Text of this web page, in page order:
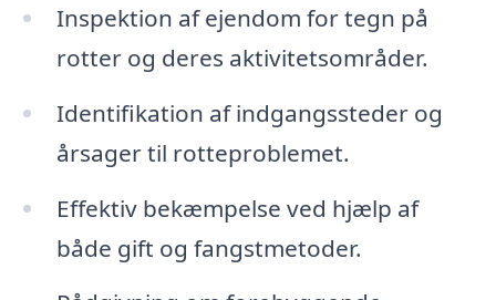
Inspektion af ejendom for tegn på
rotter og deres aktivitetsområder.
Identifikation af indgangssteder og
årsager til rotteproblemet.
Effektiv bekæmpelse ved hjælp af
både gift og fangstmetoder.